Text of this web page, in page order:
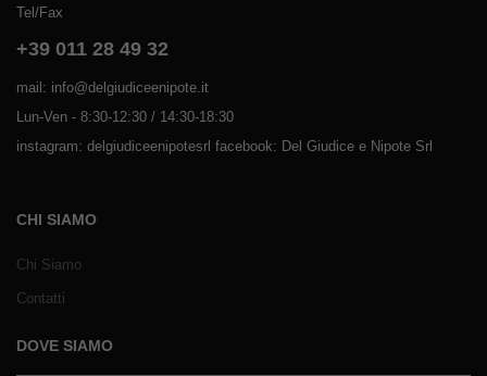
Tel/Fax
+39 011 28 49 32
mail: info@delgiudiceenipote.it
Lun-Ven - 8:30-12:30 / 14:30-18:30
instagram: delgiudiceenipotesrl facebook: Del Giudice e Nipote Srl
CHI SIAMO
Chi Siamo
Contatti
DOVE SIAMO